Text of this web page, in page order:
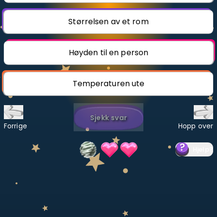
Bestill privatundervisning
Inviter en venn
Velg læreplan
Størrelsen av et rom
Høyden til en person
Temperaturen ute
Forrige
Sjekk svar
Hopp over
?